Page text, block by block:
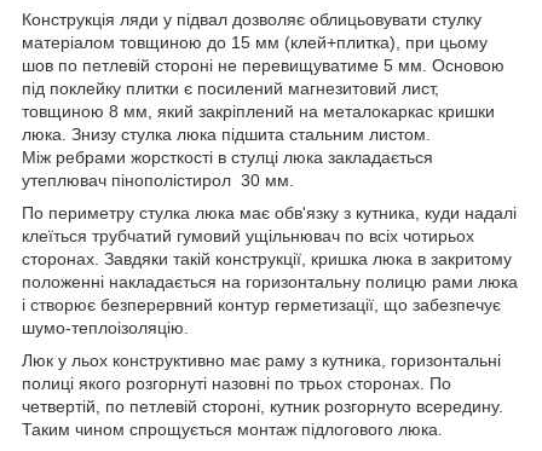
Конструкція ляди у підвал дозволяє облицьовувати стулку
матеріалом товщиною до 15 мм (клей+плитка), при цьому
шов по петлевій стороні не перевищуватиме 5 мм. Основою
під поклейку плитки є посилений магнезитовий лист,
товщиною 8 мм, який закріплений на металокаркас кришки
люка. Знизу стулка люка підшита стальним листом.
Між ребрами жорсткості в стулці люка закладається
утеплювач пінополістирол 30 мм.
По периметру стулка люка має обв'язку з кутника, куди надалі
клеїться трубчатий гумовий ущільнювач по всіх чотирьох
сторонах. Завдяки такій конструкції, кришка люка в закритому
положенні накладається на горизонтальну полицю рами люка
і створює безперервний контур герметизації, що забезпечує
шумо-теплоізоляцію.
Люк у льох конструктивно має раму з кутника, горизонтальні
полиці якого розгорнуті назовні по трьох сторонах. По
четвертій, по петлевій стороні, кутник розгорнуто всередину.
Таким чином спрощується монтаж підлогового люка.